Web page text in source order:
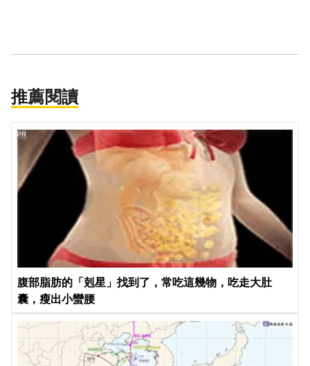
推薦閱讀
腹部脂肪的「剋星」找到了，常吃這幾物，吃走大肚
囊，瘦出小蠻腰
PR